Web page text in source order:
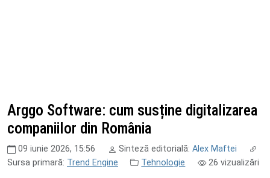
Arggo Software: cum susține digitalizarea
companiilor din România
09 iunie 2026, 15:56 Sinteză editorială: Alex Maftei
Sursa primară: Trend Engine Tehnologie 26 vizualizări